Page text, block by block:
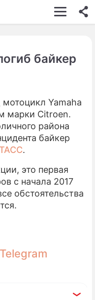
ШОУ-БИЗНЕС
КИНО
ЗДОРОВЬЕ
ЭКОНОМИКА
ПРОИСШЕСТВИЯ
СТИЛЬ ЖИЗНИ
СЕРИАЛЫ
О ПРОЕКТЕ
байкер
Yamaha
марки Citroen.
района
байкер
.
это первая
с начала 2017
обстоятельства